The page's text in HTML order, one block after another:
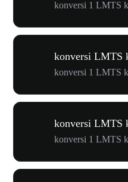
konversi 1 LMTS
konversi LMTS
konversi 1 LMTS
konversi LMTS
konversi 1 LMTS